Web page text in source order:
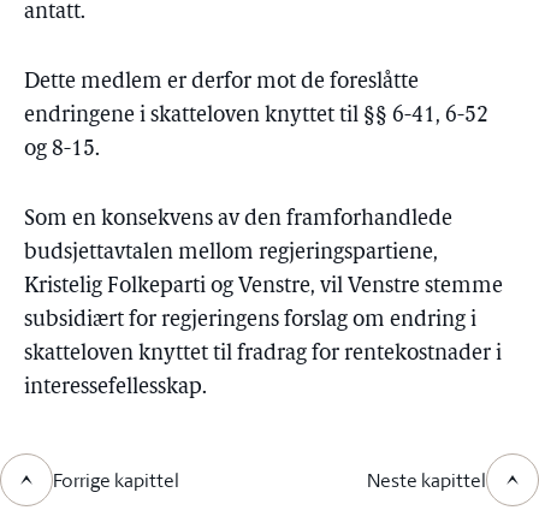
antatt.
Dette medlem er derfor mot de foreslåtte
endringene i skatteloven knyttet til §§ 6-41, 6-52
og 8-15.
Som en konsekvens av den framforhandlede
budsjettavtalen mellom regjeringspartiene,
Kristelig Folkeparti og Venstre, vil Venstre stemme
subsidiært for regjeringens forslag om endring i
skatteloven knyttet til fradrag for rentekostnader i
interessefellesskap.
Forrige kapittel Neste kapittel